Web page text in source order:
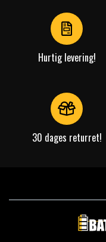
Hurtig levering!
30 dages returret!